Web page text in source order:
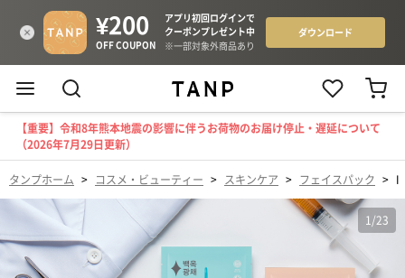
【重要】令和8年熊本地震の影響に伴うお荷物のお届け停止・遅延について
（2026年7月29日更新）
タンプホーム > コスメ・ビューティー > スキンケア > フェイスパック >
1 /23